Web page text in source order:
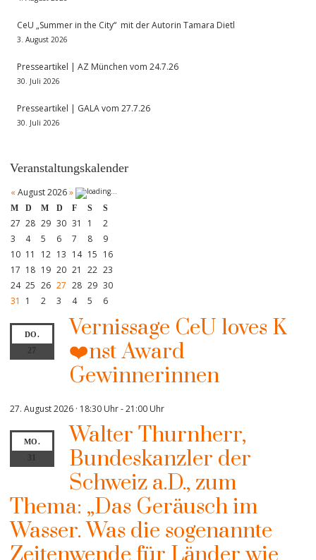
CeU „Summer in the City“ mit der Autorin Tamara Dietl
3. August 2026
Presseartikel | AZ München vom 24.7.26
30. Juli 2026
Presseartikel | GALA vom 27.7.26
30. Juli 2026
Veranstaltungskalender
« August 2026»
M D M D F S S
27 28 29 30 31 1
2
3
4 5 6 7 8
9
10 11 12 13 14 15 16
17 18 19 20 21 22 23
24 25 26 27 28 29 30
31
1 2 3 4 5 6
DO.
27
Vernissage CeU loves K
❤️nst Award
Gewinnerinnen
27. August 2026 · 18:30 Uhr-21:00 Uhr
MO.
31
Walter Thurnherr,
Bundeskanzler der
Schweiz a.D., zum
Thema: „Das Geräusch im
Wasser. Was die sogenannte